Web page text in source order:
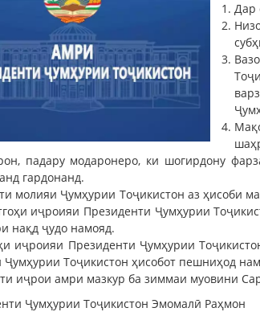
Дар
падару модаронеро, ки шогирдону
гардонанд.
молияи Ҷумҳурии Тоҷикистон аз ҳисоби
иҷроияи Президенти Ҷумҳурии
нақд ҷудо намояд.
иҷроияи Президенти Ҷумҳурии
Ҷумҳурии Тоҷикистон ҳисобот пешниҳод
иҷрои амри мазкур ба зиммаи муовини
Ҷумҳурии Тоҷикистон Эмомалӣ Раҳмон